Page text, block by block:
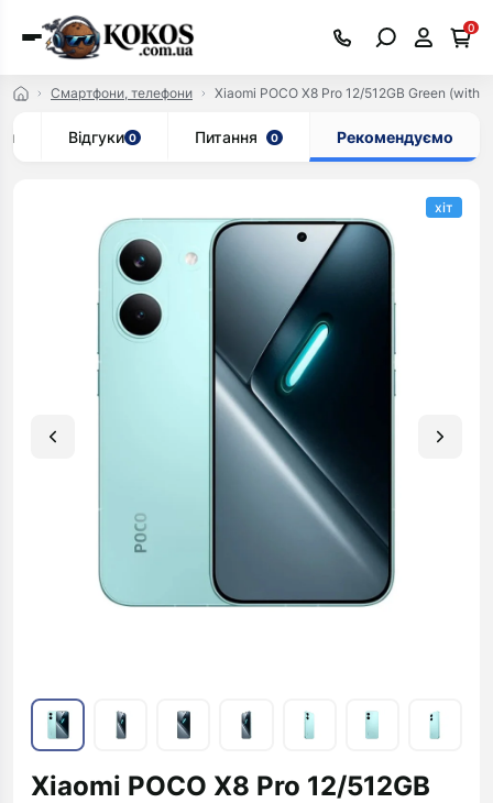
0
Смартфони, телефони Xiaomi POCO X8 Pro 12/512GB Green (with
Відгуки 0 Питання 0 Рекомендуємо
хіт
Xiaomi POCO X8 Pro 12/512GB